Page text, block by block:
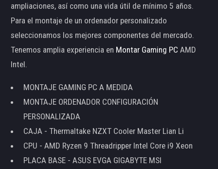
ampliaciones, así como una vida útil de mínimo 5 años.
Para el montaje de un ordenador personalizado
seleccionamos los mejores componentes del mercado.
Tenemos amplia experiencia en Montar Gaming PC AMD
Intel.
MONTAJE GAMING PC A MEDIDA
MONTAJE ORDENADOR CONFIGURACIÓN
PERSONALIZADA
CAJA - Thermaltake NZXT Cooler Master Lian Li
CPU - AMD Ryzen 9 Threadripper Intel Core i9 Xeon
PLACA BASE - ASUS EVGA GIGABYTE MSI